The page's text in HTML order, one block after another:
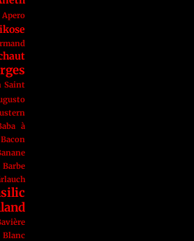
Apero
Saint
à
Bacon
Barbe